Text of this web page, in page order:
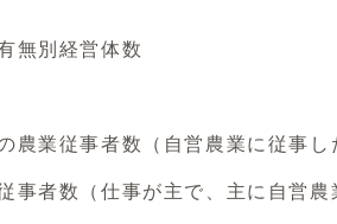
別経営体数
従事者数（自営農業に従事し
数（仕事が主で、主に自営農